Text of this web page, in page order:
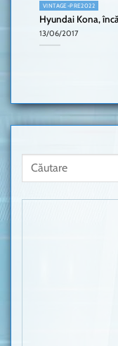
VINTAGE-PRE2022
Hyundai Kona,
13/06/2017